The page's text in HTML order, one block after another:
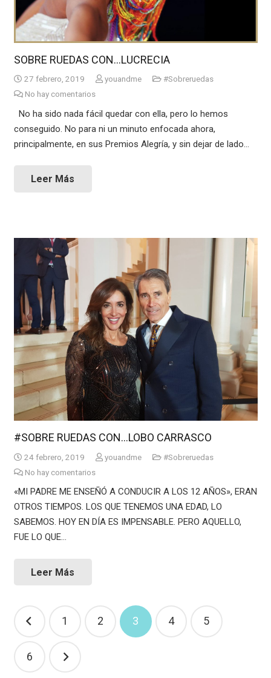
SOBRE RUEDAS CON…LUCRECIA
27 febrero, 2019 youandme
#Sobreruedas
No hay comentarios
No ha sido nada fácil quedar con ella, pero lo hemos
conseguido. No para ni un minuto enfocada ahora,
principalmente, en sus Premios Alegría, y sin dejar de lado…
Leer Más
#SOBRE RUEDAS CON…LOBO CARRASCO
24 febrero, 2019 youandme
#Sobreruedas
No hay comentarios
«MI PADRE ME ENSEÑÓ A CONDUCIR A LOS 12 AÑOS», ERAN
OTROS TIEMPOS. LOS QUE TENEMOS UNA EDAD, LO
SABEMOS. HOY EN DÍA ES IMPENSABLE. PERO AQUELLO,
FUE LO QUE…
Leer Más
Navegación
entradas
1 2 3 4 5
6